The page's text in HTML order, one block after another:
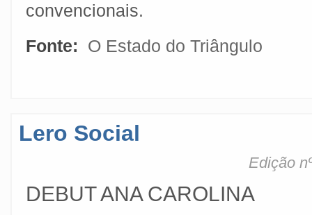
convencionais.
Fonte:
O Estado do Triângulo
Lero Social
Edição
DEBUT ANA CAROLINA